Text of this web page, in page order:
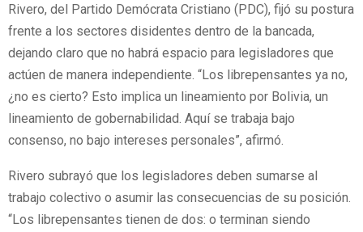
Rivero, del Partido Demócrata Cristiano (PDC), fijó su postura
frente a los sectores disidentes dentro de la bancada,
dejando claro que no habrá espacio para legisladores que
actúen de manera independiente. “Los librepensantes ya no,
¿no es cierto? Esto implica un lineamiento por Bolivia, un
lineamiento de gobernabilidad. Aquí se trabaja bajo
consenso, no bajo intereses personales”, afirmó.
Rivero subrayó que los legisladores deben sumarse al
trabajo colectivo o asumir las consecuencias de su posición.
“Los librepensantes tienen de dos: o terminan siendo